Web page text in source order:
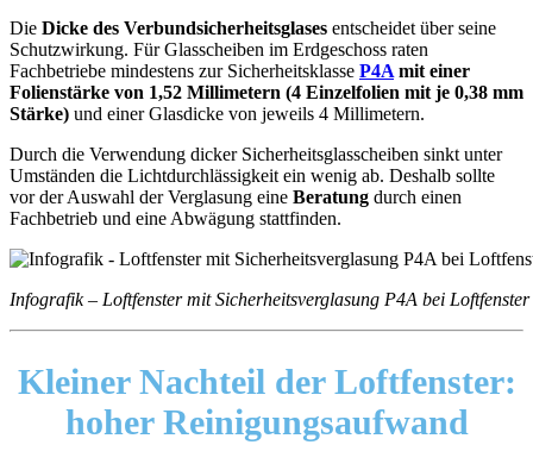
Die Dicke des Verbundsicherheitsglases entscheidet über seine
Schutzwirkung. Für Glasscheiben im Erdgeschoss raten
Fachbetriebe mindestens zur Sicherheitsklasse P4A mit einer
Folienstärke von 1,52 Millimetern (4 Einzelfolien mit je 0,38 mm
Stärke) und einer Glasdicke von jeweils 4 Millimetern.
Durch die Verwendung dicker Sicherheitsglasscheiben sinkt unter
Umständen die Lichtdurchlässigkeit ein wenig ab. Deshalb sollte
vor der Auswahl der Verglasung eine Beratung durch einen
Fachbetrieb und eine Abwägung stattfinden.
Infografik – Loftfenster mit Sicherheitsverglasung P4A bei
Kleiner Nachteil der Loftfenster:
hoher Reinigungsaufwand